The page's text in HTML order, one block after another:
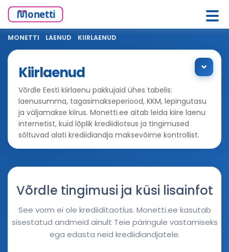
MONETTI LAENUD KIIRLAENUD
Kiirlaenud
Võrdle Eesti kiirlaenu pakkujaid ühes tabelis:
laenusumma, tagasimakseperiood, KKM, lepingutasu
ja väljamakse kiirus. Monetti.ee aitab leida kiire laenu
internetist, kuid lõplik krediidiotsus ja tingimused
sõltuvad alati krediidiandja maksevõime kontrollist.
Võrdle tingimusi ja küsi lisainfot
See vorm ei ole krediiditaotlus. Monetti.ee kasutab
sisestatud andmeid ainult Teie päringule vastamiseks
ega edasta neid krediidiandjatele.